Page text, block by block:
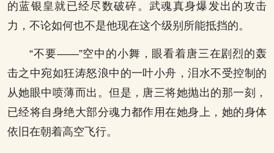
的蓝银皇就已经尽数破碎。武魂真身爆发出的攻击
力，不论如何也不是他现在这个级别所能抵挡的。
“不要——”空中的小舞，眼看着唐三在剧烈的轰
击之中宛如狂涛怒浪中的一叶小舟，泪水不受控制的
从她眼中喷薄而出。但是，唐三将她抛出的那一刻，
已经将自身绝大部分魂力都作用在她身上，她的身体
依旧在朝着高空飞行。